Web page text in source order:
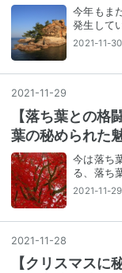
今年もま
発生して
2021-11-
2021 -11 -29
【落ち葉との格
葉の秘められた
今は落ち
る、落ち
2021-11-
2021-11-28
【クリスマスに